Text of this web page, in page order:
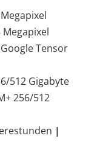
Megapixel
Google Tensor
512 Gigabyte
256/512
|